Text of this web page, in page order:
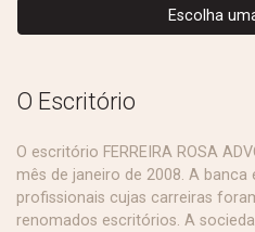
Escolha
O Escritório
O escritório FERREIRA ROSA
mês de janeiro de 2008. A
profissionais cujas carreiras
renomados escritórios. A